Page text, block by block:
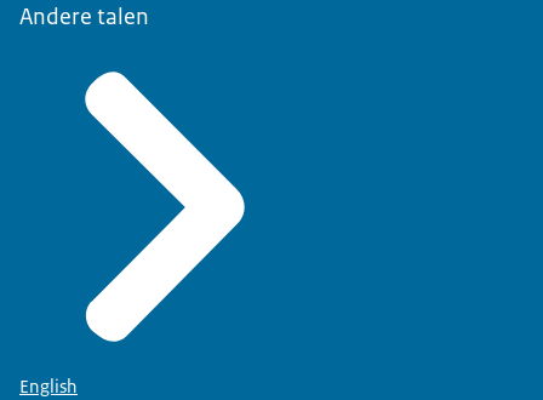
Andere talen
English